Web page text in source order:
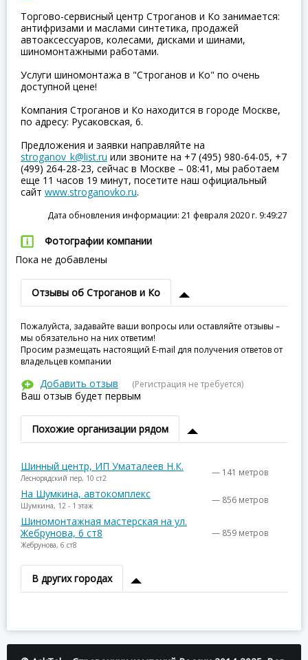
Торгово-сервисный центр Строганов и Ко занимается:
антифризами и маслами синтетика, продажей
автоаксессуаров, колесами, дисками и шинами,
шиномонтажными работами.
Услуги шиномонтажа в "Строганов и Ко" по очень
доступной цене!
Компания Строганов и Ко находится в городе Москве,
по адресу: Русаковская, 6.
Предложения и заявки направляйте на
stroganov_k@list.ru или звоните на +7 (495) 980-64-05, +7
(499) 264-28-23, сейчас в Москве – 08:41, мы работаем
еще 11 часов 19 минут, посетите наш официальный
сайт www.stroganovko.ru.
Дата обновления информации: 21 февраля 2020 г. 9:49:27
Фотографии компании
Пока не добавлены
Отзывы об Строганов и Ко
Пожалуйста, задавайте ваши вопросы или оставляйте отзывы –
мы обязательно на них ответим!
Просим размещать настоящий E-mail для получения ответов от
владельцев компании
Добавить отзыв (Регистрация не требуется)
Ваш отзыв будет первым
Похожие организации рядом
Шинный центр, ИП Уматалеев Н.К.
Леснорядский пер, 10 ст2 — 141 метров
На Шумкина, автокомплекс
Шумкина, 12 - 1 этаж — 856 метров
Шиномонтажная мастерская на ул.
Жебрунова, 6 ст8
Жебрунова, 6 ст8
— 859 метров
В других городах